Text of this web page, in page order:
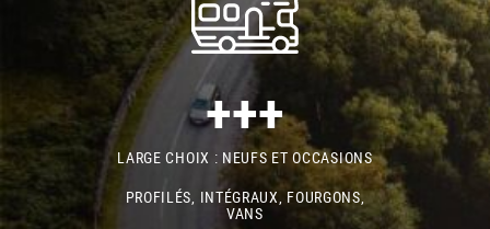
+++
LARGE CHOIX : NEUFS ET OCCASIONS
PROFILÉS, INTÉGRAUX, FOURGONS,
VANS